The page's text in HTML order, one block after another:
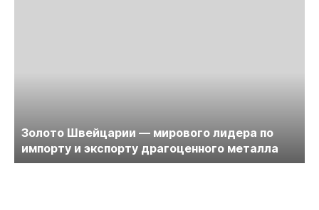
Золото Швейцарии — мирового лидера по
импорту и экспорту драгоценного металла